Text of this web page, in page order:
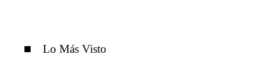
Lo Más Visto